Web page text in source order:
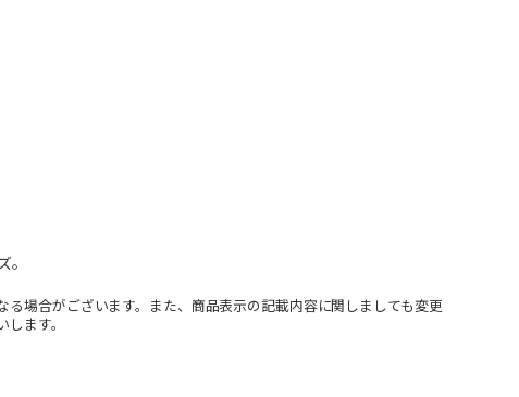
場合がございます。また、商品表示の記載内容に関しましても変更
ます。